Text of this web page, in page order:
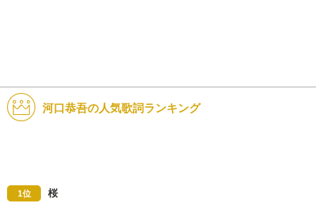
河口恭吾の人気歌詞ランキング
1位 桜